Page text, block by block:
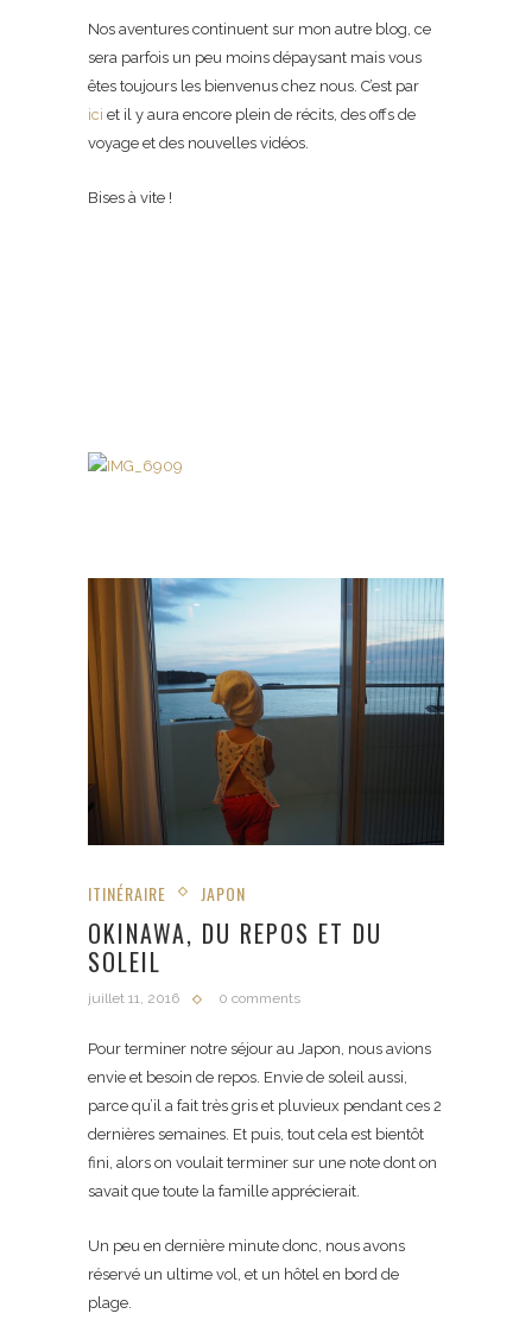
Nos aventures continuent sur mon autre blog, ce
sera parfois un peu moins dépaysant mais vous
êtes toujours les bienvenus chez nous. C’est par
ici et il y aura encore plein de récits, des offs de
voyage et des nouvelles vidéos.
Bises à vite !
ITINÉRAIRE JAPON
OKINAWA, DU REPOS ET DU
SOLEIL
juillet 11, 2016 0 comments
Pour terminer notre séjour au Japon, nous avions
envie et besoin de repos. Envie de soleil aussi,
parce qu’il a fait très gris et pluvieux pendant ces 2
dernières semaines. Et puis, tout cela est bientôt
fini, alors on voulait terminer sur une note dont on
savait que toute la famille apprécierait.
Un peu en dernière minute donc, nous avons
réservé un ultime vol, et un hôtel en bord de
plage.